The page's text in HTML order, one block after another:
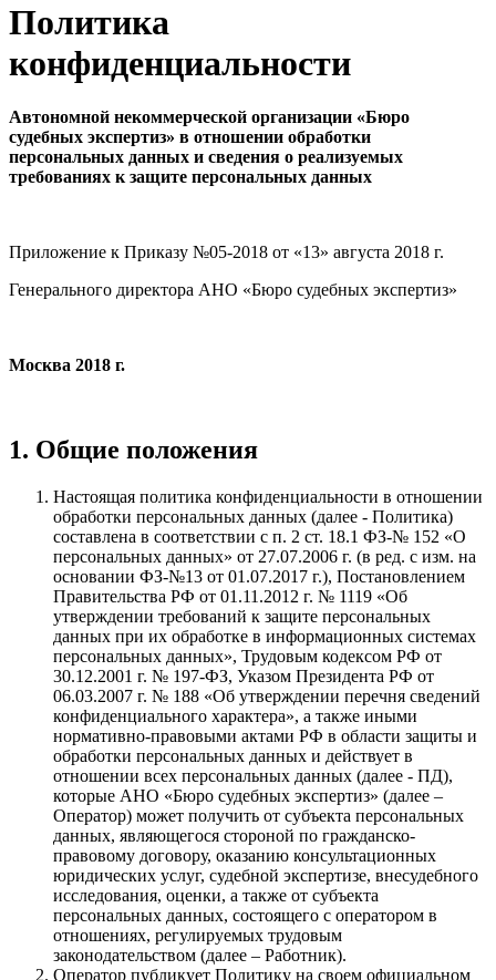
Политика
конфиденциальности
Автономной некоммерческой организации «Бюро
судебных экспертиз» в отношении обработки
персональных данных и сведения о реализуемых
требованиях к защите персональных данных
Приложение к Приказу №05-2018 от «13» августа 2018 г.
Генерального директора АНО «Бюро судебных экспертиз»
Москва 2018 г.
1. Общие положения
Настоящая политика конфиденциальности в отношении
обработки персональных данных (далее - Политика)
составлена в соответствии с п. 2 ст. 18.1 ФЗ-№ 152 «О
персональных данных» от 27.07.2006 г. (в ред. с изм. на
основании ФЗ-№13 от 01.07.2017 г.), Постановлением
Правительства РФ от 01.11.2012 г. № 1119 «Об
утверждении требований к защите персональных
данных при их обработке в информационных системах
персональных данных», Трудовым кодексом РФ от
30.12.2001 г. № 197-ФЗ, Указом Президента РФ от
06.03.2007 г. № 188 «Об утверждении перечня сведений
конфиденциального характера», а также иными
нормативно-правовыми актами РФ в области защиты и
обработки персональных данных и действует в
отношении всех персональных данных (далее - ПД),
которые АНО «Бюро судебных экспертиз» (далее –
Оператор) может получить от субъекта персональных
данных, являющегося стороной по гражданско-
правовому договору, оказанию консультационных
юридических услуг, судебной экспертизе, внесудебного
исследования, оценки, а также от субъекта
персональных данных, состоящего с оператором в
отношениях, регулируемых трудовым
законодательством (далее – Работник).
Оператор публикует Политику на своем официальном